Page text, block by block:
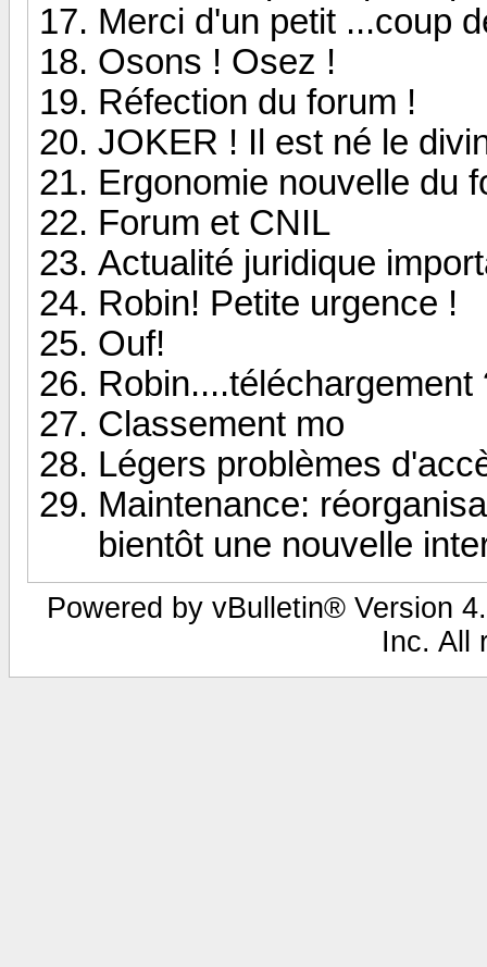
Merci d'un petit ...coup
Osons ! Osez !
Réfection du forum !
JOKER ! Il est né le
Ergonomie nouvelle du
Forum et CNIL
Actualité juridique
Robin! Petite urgence !
Ouf!
Robin....téléchargement
Classement mo
Légers problèmes
Maintenance:
bientôt une nouvelle
Powered by vBulletin® Version
Inc. All